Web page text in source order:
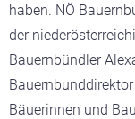
haben. NÖ
der
Bauernbündler
Bäuerinnen und